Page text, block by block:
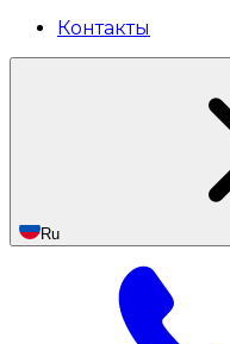
Контакты
Ru